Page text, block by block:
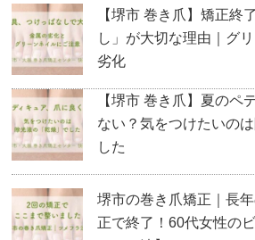
【堺市 巻き爪】矯正終
し」が大切な理由｜グ
劣化
【堺市 巻き爪】夏のペ
ない？気をつけたいの
した
堺市の巻き爪矯正｜長
正で終了！60代女性の